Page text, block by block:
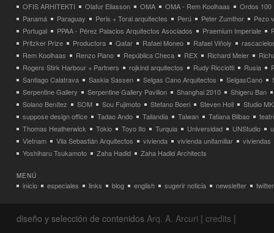
OFIS ARHITEKTI
Olafur Eliasson OMA OMA - Rem Koolhaas
Ordos 100
Panamá
Paraguay Peris + Toral arquitectes Perú Peter Zumthor
Pezo
Portugal
PPAA - Pérez Palacios Arquitectos Asociados Praemium Imperiale
Pritzker Prize
Productora Qatar Rafael Moneo Rafael Viñoly
Rem Koolhaas
Renzo Piano República Checa REX Richard Meier
Rogers Stirk Harbour + Partners
rojkind arquitectos Rudy Ricciotti Rusia
Santiago Calatrava
Saskia Sassen Selgas Cano Arquitectos SelgasCano
Serpentine Gallery
Serpentine Gallery Pavilion Shanghai 2010
Shigeru Ban
Solano Benítez
SOM Sou Fujimoto Stefano Boeri Steven Holl
Studio
suppose design office
Tadao Ando Tailandia Taiwan Tatiana Bilbao
Thomas Heatherwick
Tokio Toyo Ito Turquia Universidad UNStudio
Vietnam
Vila Sebastián Arquitectos vivienda vivienda unifamiliar
viviendas
Yoshiharu Tsukamoto
Zaha Hadid Zaha Hadid Architects
MENÚ
inicio especiales links blog english sugerir noticia newsletter twitter
diseño y selección de contenidos Arq. A. Arcuri | credits |